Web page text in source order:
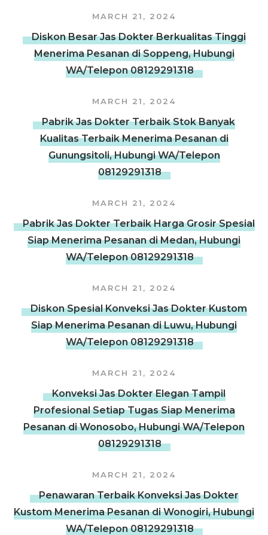
MARCH 21, 2024
Diskon Besar Jas Dokter Berkualitas Tinggi
Menerima Pesanan di Soppeng, Hubungi
WA/Telepon 08129291318
MARCH 21, 2024
Pabrik Jas Dokter Terbaik Stok Banyak
Kualitas Terbaik Menerima Pesanan di
Gunungsitoli, Hubungi WA/Telepon
08129291318
MARCH 21, 2024
Pabrik Jas Dokter Terbaik Harga Grosir Spesial
Siap Menerima Pesanan di Medan, Hubungi
WA/Telepon 08129291318
MARCH 21, 2024
Diskon Spesial Konveksi Jas Dokter Kustom
Siap Menerima Pesanan di Luwu, Hubungi
WA/Telepon 08129291318
MARCH 21, 2024
Konveksi Jas Dokter Elegan Tampil
Profesional Setiap Tugas Siap Menerima
Pesanan di Wonosobo, Hubungi WA/Telepon
08129291318
MARCH 21, 2024
Penawaran Terbaik Konveksi Jas Dokter
Kustom Menerima Pesanan di Wonogiri, Hubungi
WA/Telepon 08129291318